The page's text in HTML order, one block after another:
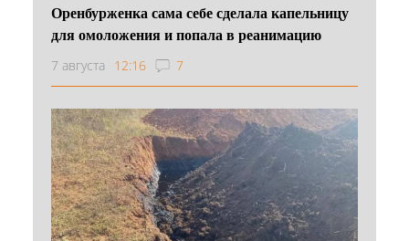
Оренбурженка сама себе сделала капельницу
для омоложения и попала в реанимацию
7 августа 12:16 7